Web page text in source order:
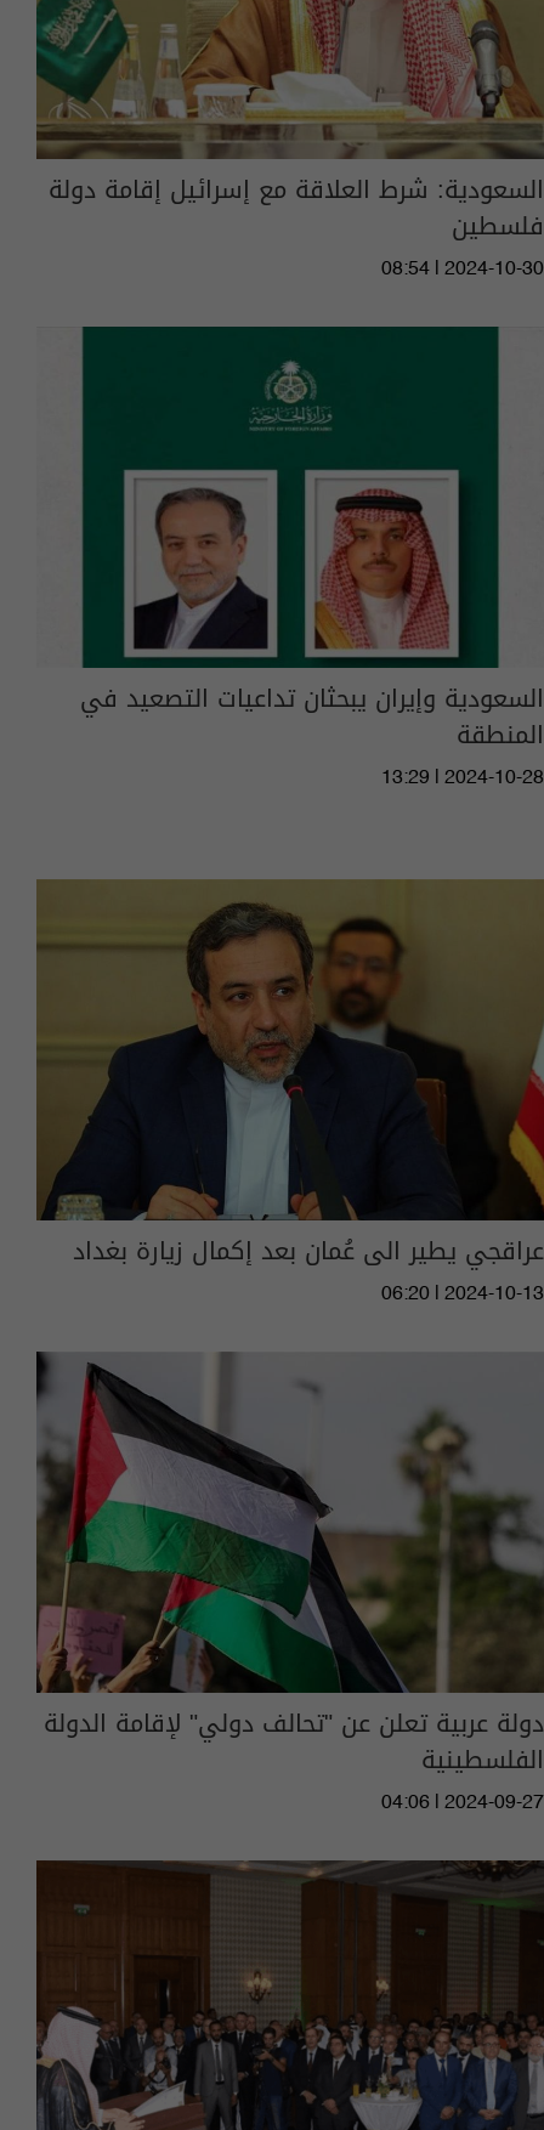
السعودية: شرط العلاقة مع إسرائيل إقامة دولة
فلسطين
08:54 | 2024-10-30
السعودية وإيران يبحثان تداعيات التصعيد في
المنطقة
13:29 | 2024-10-28
عراقجي يطير الى عُمان بعد إكمال زيارة بغداد
06:20 | 2024-10-13
دولة عربية تعلن عن "تحالف دولي" لإقامة الدولة
الفلسطينية
04:06 | 2024-09-27